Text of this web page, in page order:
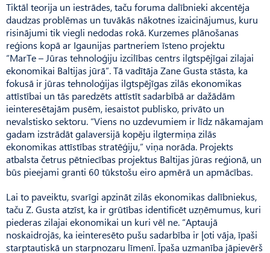
Tiktāl teorija un iestrādes, taču foruma dalībnieki akcentēja
daudzas problēmas un tuvākās nākotnes izaicinājumus, kuru
risinājumi tik viegli nedodas rokā. Kurzemes plānošanas
reģions kopā ar Igaunijas partneriem īsteno projektu
“MarTe – Jūras tehnoloģiju izcilības centrs ilgtspējīgai zilajai
ekonomikai Baltijas jūrā”. Tā vadītāja Zane Gusta stāsta, ka
fokusā ir jūras tehnoloģijas ilgtspējīgas zilās ekonomikas
attīstībai un tās paredzēts attīstīt sadarbībā ar dažādām
ieinteresētajām pusēm, iesaistot publisko, privāto un
nevalstisko sektoru. “Viens no uzdevumiem ir līdz nākamajam
gadam izstrādāt galaversijā kopēju ilgtermiņa zilās
ekonomikas attīstības stratēģiju,” viņa norāda. Projekts
atbalsta četrus pētniecības projektus Baltijas jūras reģionā, un
būs pieejami granti 60 tūkstošu eiro apmērā un apmācības.
Lai to paveiktu, svarīgi apzināt zilās ekonomikas dalībniekus,
taču Z. Gusta atzīst, ka ir grūtības identificēt uzņēmumus, kuri
piederas zilajai ekonomikai un kuri vēl ne. “Aptaujā
noskaidrojās, ka ieinteresēto pušu sadarbība ir ļoti vāja, īpaši
starptautiskā un starpnozaru līmenī. Īpaša uzmanība jāpievērš